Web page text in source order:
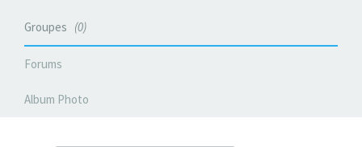
Groupes 0
Forums
Album Photo